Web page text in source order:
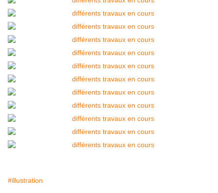
#illustration